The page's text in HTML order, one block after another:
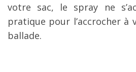
votre sac, le spray ne
pratique pour l’accrocher à
ballade.